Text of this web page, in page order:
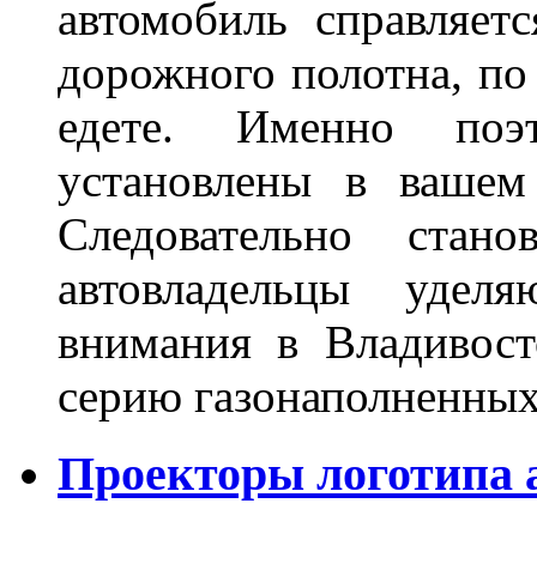
автомобиль
дорожного полотна,
едете. Именно
установлены в
Следовательно
автовладельцы
внимания в
серию
Проекторы логотипа